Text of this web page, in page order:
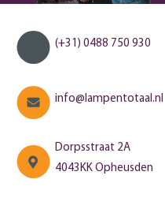
(+31) 0488 750 930
info@lampentotaal.nl
Dorpsstraat 2A
4043KK Opheusden